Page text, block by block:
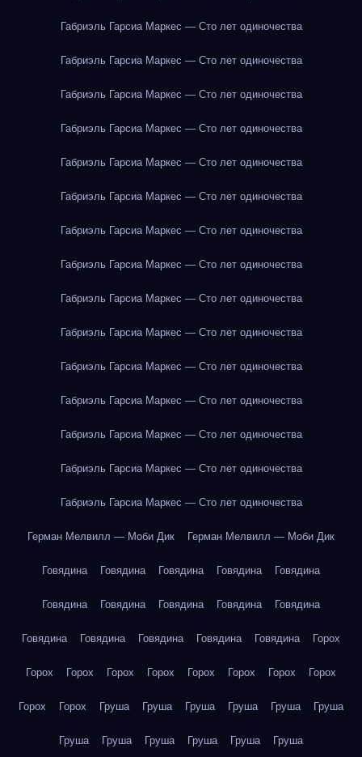
Габриэль Гарсиа Маркес — Сто лет одиночества
Габриэль Гарсиа Маркес — Сто лет одиночества
Габриэль Гарсиа Маркес — Сто лет одиночества
Габриэль Гарсиа Маркес — Сто лет одиночества
Габриэль Гарсиа Маркес — Сто лет одиночества
Габриэль Гарсиа Маркес — Сто лет одиночества
Габриэль Гарсиа Маркес — Сто лет одиночества
Габриэль Гарсиа Маркес — Сто лет одиночества
Габриэль Гарсиа Маркес — Сто лет одиночества
Габриэль Гарсиа Маркес — Сто лет одиночества
Габриэль Гарсиа Маркес — Сто лет одиночества
Габриэль Гарсиа Маркес — Сто лет одиночества
Габриэль Гарсиа Маркес — Сто лет одиночества
Габриэль Гарсиа Маркес — Сто лет одиночества
Габриэль Гарсиа Маркес — Сто лет одиночества
Герман Мелвилл — Моби Дик Герман Мелвилл — Моби Дик
Говядина Говядина Говядина Говядина Говядина
Говядина Говядина Говядина Говядина Говядина
Говядина Говядина Говядина Говядина Говядина Горох
Горох Горох Горох Горох Горох Горох Горох Горох
Горох Горох Груша Груша Груша Груша Груша Груша
Груша Груша Груша Груша Груша Груша